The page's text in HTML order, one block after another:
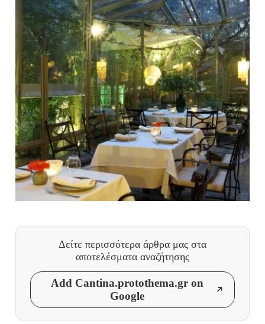
Δείτε περισσότερα άρθρα μας στα
αποτελέσματα αναζήτησης
Add Cantina.protothema.gr on
Google